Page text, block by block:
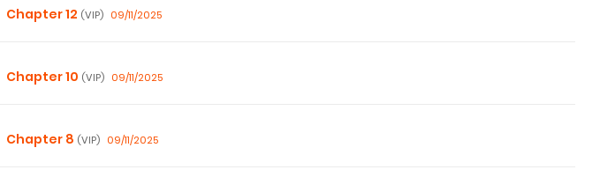
Chapter 12 (VIP) 09/11/2025
Chapter 10 (VIP) 09/11/2025
Chapter 8 (VIP) 09/11/2025